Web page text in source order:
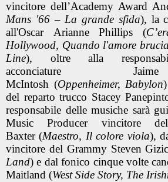
vincitore dell’Academy Award
Mans '66 – La grande sfida), la
all'Oscar Arianne Phillips (
Hollywood, Quando l'amore
Line), oltre alla
acconciature
McIntosh (Oppenheimer, Babylon
del reparto trucco Stacey
responsabile delle musiche sarà
Music Producer vincitore
Baxter (Maestro, Il colore viola),
vincitore del Grammy Steven
Land) e dal fonico cinque volte
Maitland (West Side Story, The